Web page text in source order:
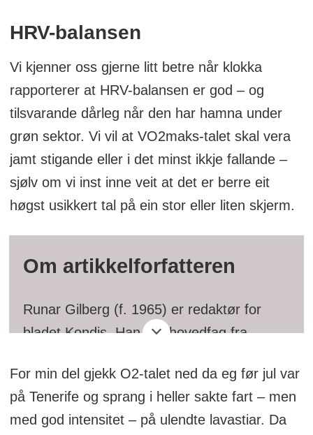
HRV-balansen
Vi kjenner oss gjerne litt betre når klokka
rapporterer at HRV-balansen er god – og
tilsvarande dårleg når den har hamna under
grøn sektor. Vi vil at VO2maks-talet skal vera
jamt stigande eller i det minst ikkje fallande –
sjølv om vi inst inne veit at det er berre eit
høgst usikkert tal på ein stor eller liten skjerm.
Om artikkelforfatteren
Runar Gilberg (f. 1965) er redaktør for
bladet Kondis. Han har hovedfag fra
vært trener i Sportsklubben Vidar. Gilberg
har vært med og arrangere
Rallarvegsløpet, og han har sjøl løpt alt fra
For min del gjekk O2-talet ned da eg før jul var
på Tenerife og sprang i heller sakte fart – men
med god intensitet – på ulendte lavastiar. Da